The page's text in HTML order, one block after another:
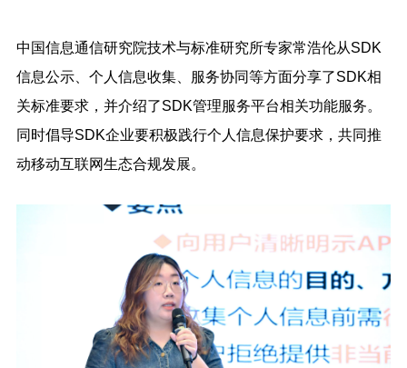
中国信息通信研究院技术与标准研究所专家常浩伦从SDK
信息公示、个人信息收集、服务协同等方面分享了SDK相
关标准要求，并介绍了SDK管理服务平台相关功能服务。
同时倡导SDK企业要积极践行个人信息保护要求，共同推
动移动互联网生态合规发展。